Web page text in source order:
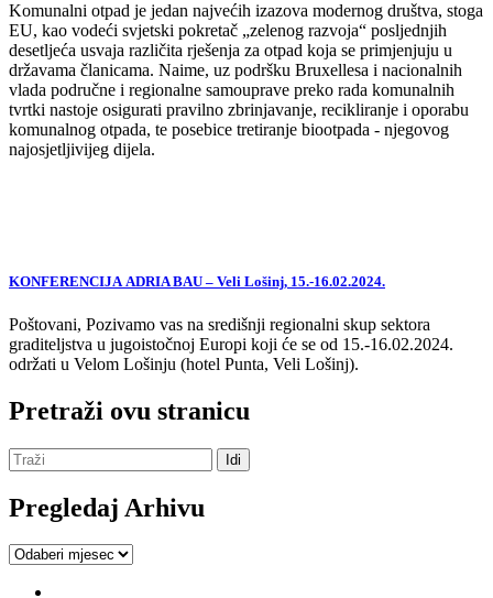
Komunalni otpad je jedan najvećih izazova modernog društva, stoga
EU, kao vodeći svjetski pokretač „zelenog razvoja“ posljednjih
desetljeća usvaja različita rješenja za otpad koja se primjenjuju u
državama članicama. Naime, uz podršku Bruxellesa i nacionalnih
vlada područne i regionalne samouprave preko rada komunalnih
tvrtki nastoje osigurati pravilno zbrinjavanje, recikliranje i oporabu
komunalnog otpada, te posebice tretiranje biootpada - njegovog
najosjetljivijeg dijela.
KONFERENCIJA ADRIA BAU – Veli Lošinj, 15.-16.02.2024.
Poštovani, Pozivamo vas na središnji regionalni skup sektora
graditeljstva u jugoistočnoj Europi koji će se od 15.-16.02.2024.
održati u Velom Lošinju (hotel Punta, Veli Lošinj).
Pretraži ovu stranicu
Pregledaj Arhivu
Pregledaj